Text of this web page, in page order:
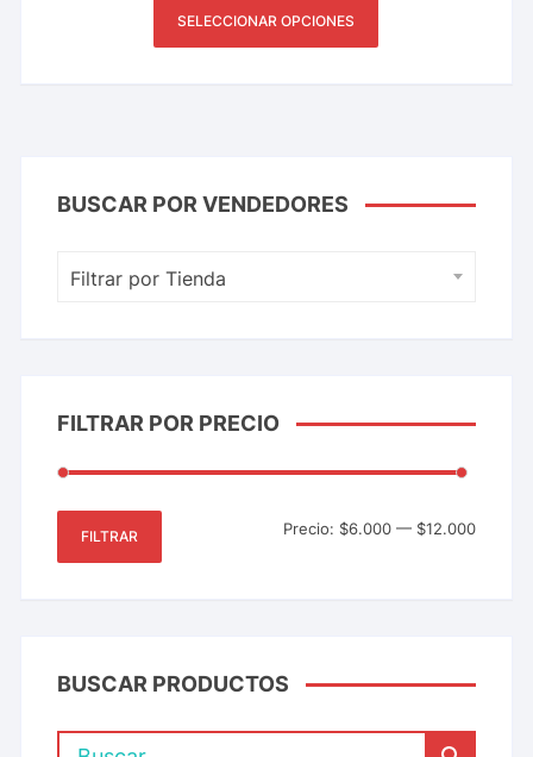
SELECCIONAR OPCIONES
BUSCAR POR VENDEDORES
Filtrar por Tienda
FILTRAR POR PRECIO
FILTRAR Precio: $6.000— $12.000
BUSCAR PRODUCTOS